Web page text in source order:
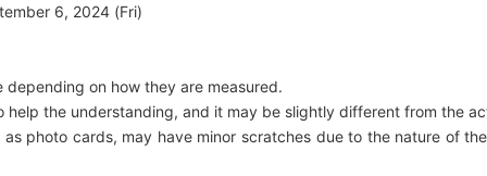
6, 2024 (Fri)
on how they are measured.
help the understanding, and it may be slightly different from the
photo cards, may have minor scratches due to the nature of